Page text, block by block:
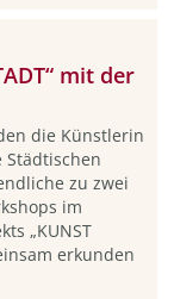
mit der
die Künstlerin
zu zwei
im
„KUNST
erkunden